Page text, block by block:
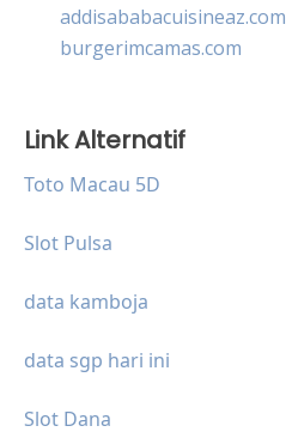
addisababacuisineaz.com
burgerimcamas.com
Link Alternatif
Toto Macau 5D
Slot Pulsa
data kamboja
data sgp hari ini
Slot Dana